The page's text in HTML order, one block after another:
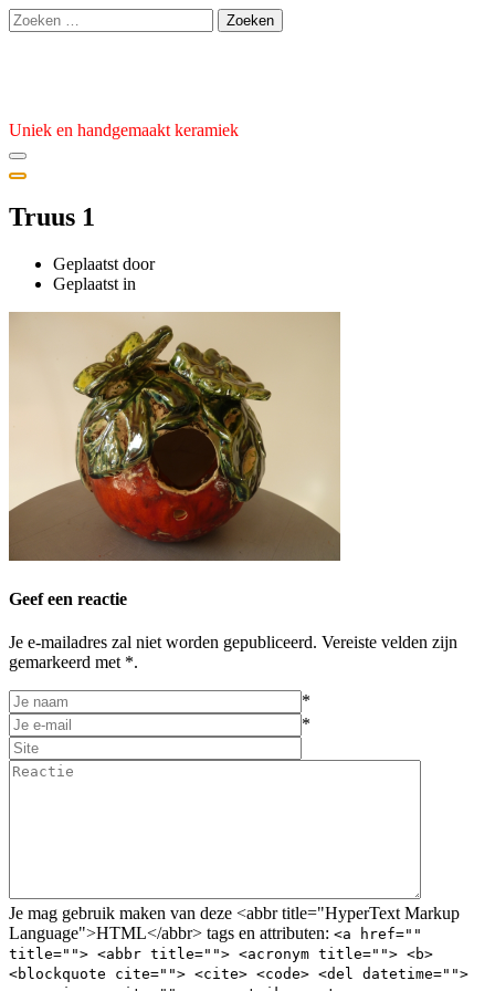
Ga
naar
Zoeken
naar:
Uniek en handgemaakt keramiek
Truus 1
Geplaatst door
Geplaatst
2023
Geplaatst in
Geef een reactie
Je e-mailadres zal niet worden gepubliceerd. Vereiste velden zijn
gemarkeerd met *.
*
*
Je mag gebruik maken van deze <abbr title="HyperText Markup
Language">HTML</abbr> tags en attributen: <a href=""
title=""> <abbr title=""> <acronym title=""> <b>
<blockquote cite=""> <cite> <code> <del datetime="">